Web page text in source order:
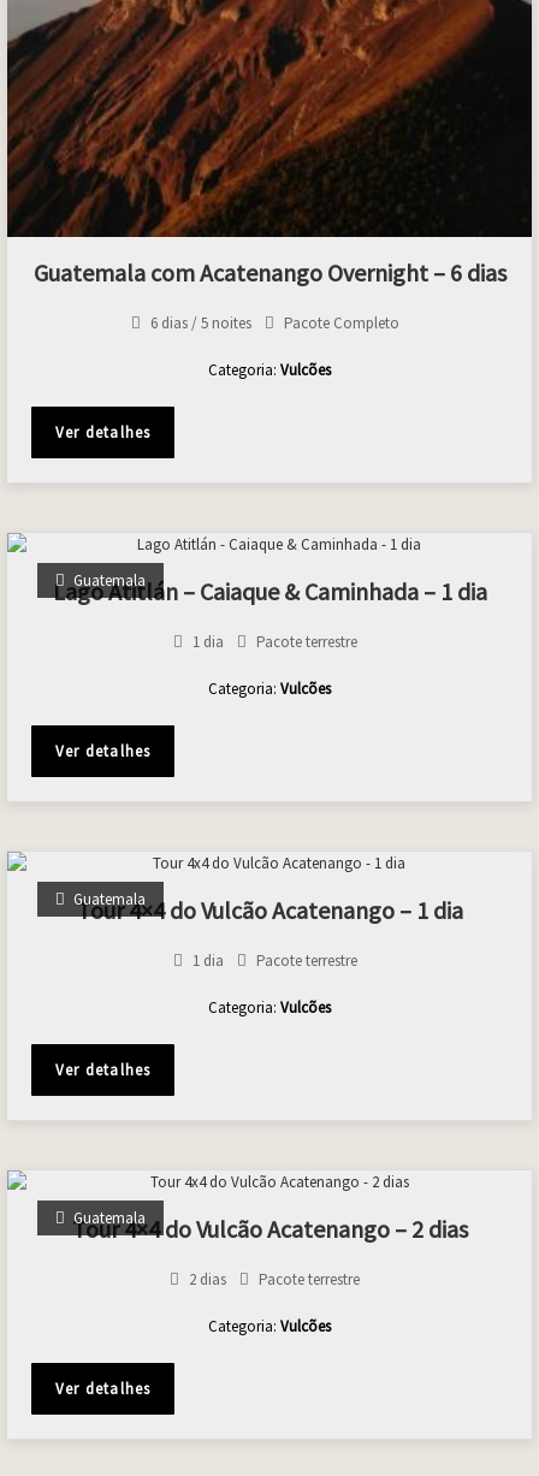
Guatemala com Acatenango Overnight – 6 dias
6 dias / 5 noites Pacote Completo
Categoria: Vulcões
Ver detalhes
Guatemala
Lago Atitlán – Caiaque & Caminhada – 1 dia
1 dia Pacote terrestre
Categoria: Vulcões
Ver detalhes
Guatemala
Tour 4×4 do Vulcão Acatenango – 1 dia
1 dia Pacote terrestre
Categoria: Vulcões
Ver detalhes
Guatemala
Tour 4×4 do Vulcão Acatenango – 2 dias
2 dias Pacote terrestre
Categoria: Vulcões
Ver detalhes